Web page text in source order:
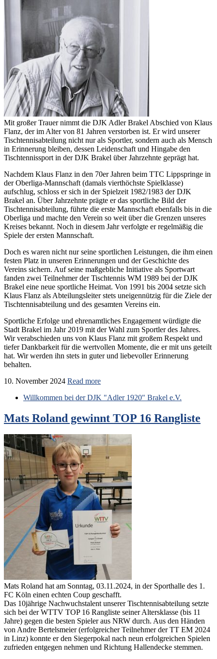
Mit großer Trauer nimmt die DJK Adler Brakel Abschied von Klaus
Flanz, der im Alter von 81 Jahren verstorben ist. Er wird unserer
Tischtennisabteilung nicht nur als Sportler, sondern auch als Mensch
in Erinnerung bleiben, dessen Leidenschaft und Hingabe den
Tischtennissport in der DJK Brakel über Jahrzehnte geprägt hat.
Nachdem Klaus Flanz in den 70er Jahren beim TTC Lippspringe in
der Oberliga-Mannschaft (damals vierthöchste Spielklasse)
aufschlug, schloss er sich in der Spielzeit 1982/1983 der DJK
Brakel an. Über Jahrzehnte prägte er das sportliche Bild der
Tischtennisabteilung, führte die erste Mannschaft ebenfalls bis in die
Oberliga und machte den Verein so weit über die Grenzen unseres
Kreises bekannt. Noch in diesem Jahr verfolgte er regelmäßig die
Spiele der ersten Mannschaft.
Doch es waren nicht nur seine sportlichen Leistungen, die ihm einen
festen Platz in unseren Erinnerungen und der Geschichte des
Vereins sichern. Auf seine maßgebliche Initiative als Sportwart
fanden zwei Teilnehmer der Tischtennis WM 1989 bei der DJK
Brakel eine neue sportliche Heimat. Von 1991 bis 2004 setzte sich
Klaus Flanz als Abteilungsleiter stets uneigennützig für die Ziele der
Tischtennisabteilung und des gesamten Vereins ein.
Sportliche Erfolge und ehrenamtliches Engagement würdigte die
Stadt Brakel im Jahr 2019 mit der Wahl zum Sportler des Jahres.
Wir verabschieden uns von Klaus Flanz mit großem Respekt und
tiefer Dankbarkeit für die wertvollen Momente, die er mit uns geteilt
hat. Wir werden ihn stets in guter und liebevoller Erinnerung
behalten.
10. November 2024 Read more
Willkommen bei der DJK "Adler 1920" Brakel e.V.
Mats Roland gewinnt TOP 16 Rangliste
Mats Roland hat am Sonntag, 03.11.2024, in der Sporthalle des 1.
FC Köln einen echten Coup geschafft.
Das 10jährige Nachwuchstalent unserer Tischtennisabteilung setzte
sich bei der WTTV TOP 16 Rangliste seiner Altersklasse (bis 11
Jahre) gegen die besten Spieler aus NRW durch. Aus den Händen
von Andre Bertelsmeier (erfolgreicher Teilnehmer der TT EM 2024
in Linz) konnte er den Siegerpokal nach neun erfolgreichen Spielen
zufrieden entgegen nehmen und Richtung Hallendecke stemmen.